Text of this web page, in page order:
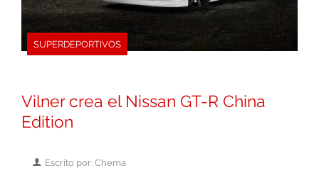
SUPERDEPORTIVOS
Vilner crea el Nissan GT-R China
Edition
Escrito por: Chema